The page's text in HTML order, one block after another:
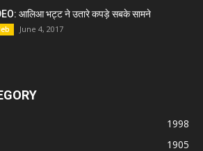
आलिआ भट्ट ने उतारे कपड़े सबके सामने
June 4, 2017
1998
1905